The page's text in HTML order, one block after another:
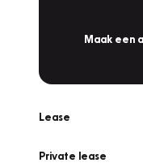
Maak een
Lease
Private lease